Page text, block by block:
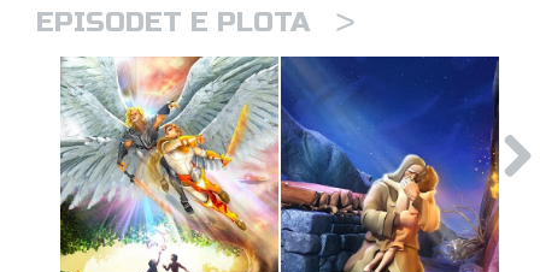
EPISODET E PLOTA >